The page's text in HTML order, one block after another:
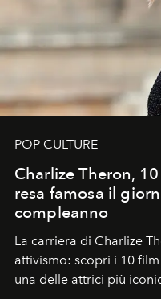
POP CULTURE
Charlize Theron,
resa famosa il
compleanno
La carriera di Charlize
attivismo: scopri i 10
una delle attrici più